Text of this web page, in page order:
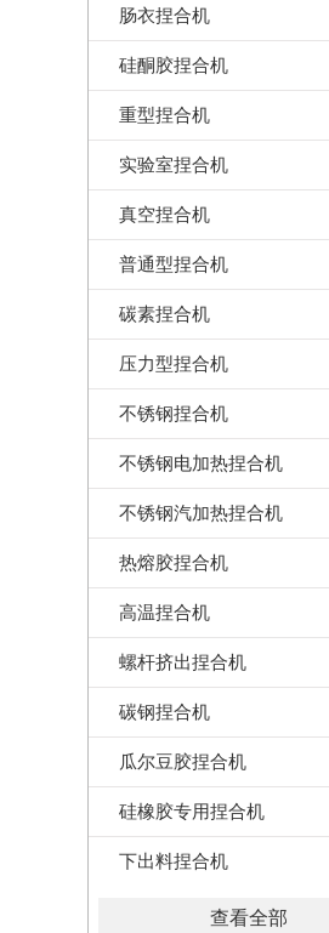
肠衣捏合机
硅酮胶捏合机
重型捏合机
实验室捏合机
真空捏合机
普通型捏合机
碳素捏合机
压力型捏合机
不锈钢捏合机
不锈钢电加热捏合机
不锈钢汽加热捏合机
热熔胶捏合机
高温捏合机
螺杆挤出捏合机
碳钢捏合机
瓜尔豆胶捏合机
硅橡胶专用捏合机
下出料捏合机
查看全部